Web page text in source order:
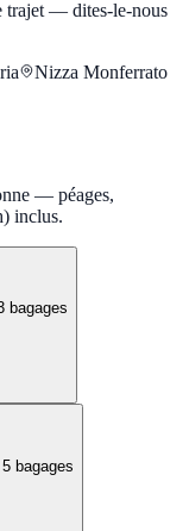
trajet — dites-le-nous
Nizza Monferrato
— péages,
inclus.
bagages
bagages